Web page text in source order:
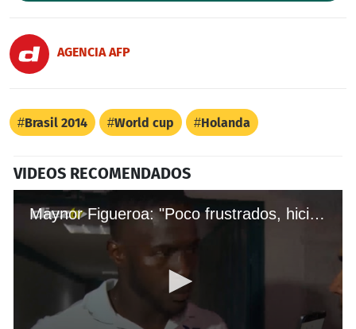
AGENCIA AFP
Brasil 2014 World cup Holanda
VIDEOS RECOMENDADOS
Maynor Figueroa: "Poco frustrados, hicimos un gran esfuerzo"